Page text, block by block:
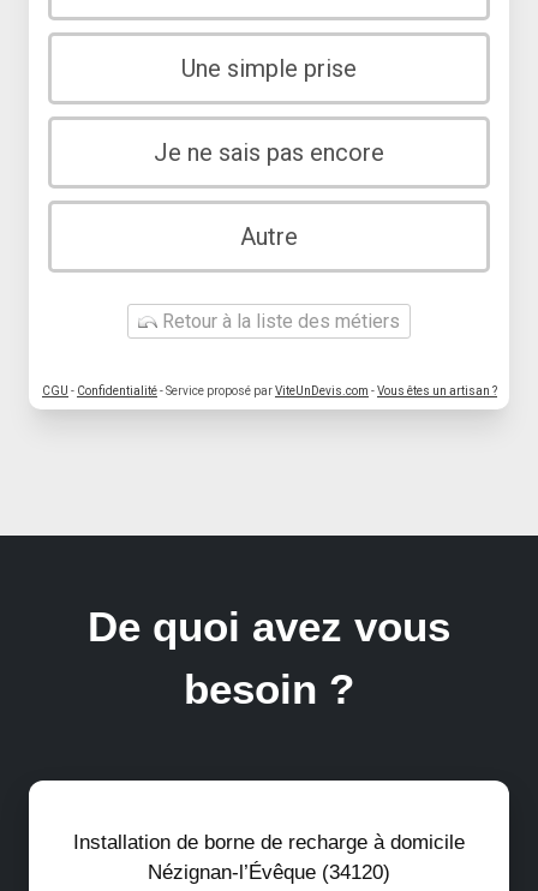
Une simple prise
Je ne sais pas encore
Autre
Retour à la liste des métiers
CGU - Confidentialité- Service proposé parViteUnDevis.com -Vous êtes un artisan ?
De quoi avez vous
besoin ?
Installation de borne de recharge à domicile
Nézignan-l’Évêque (34120)